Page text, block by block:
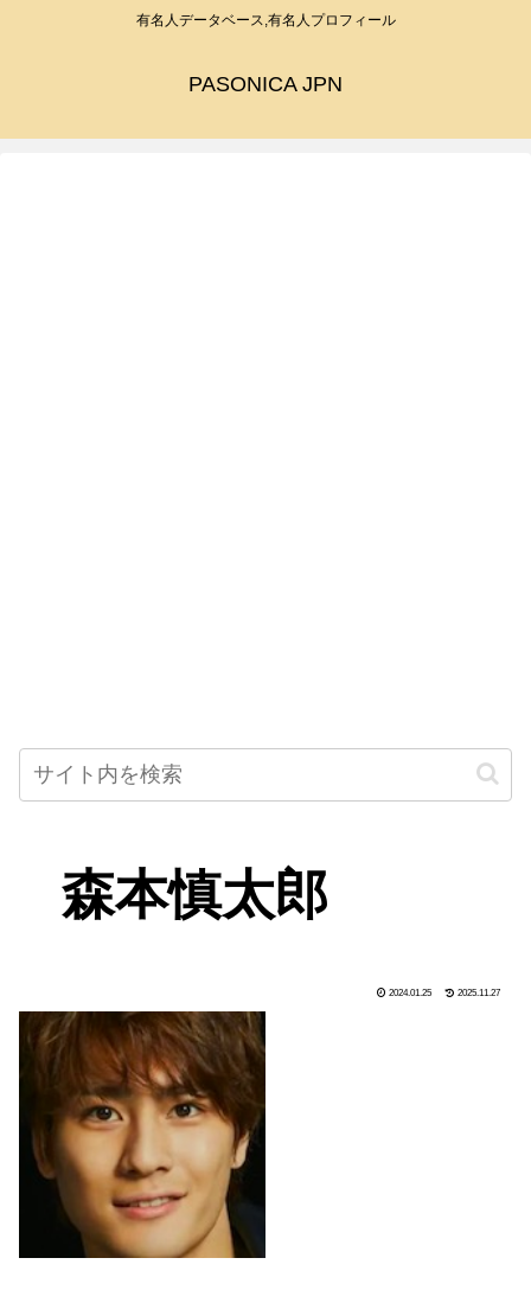
有名人データベース,有名人プロフィール
PASONICA JPN
森本慎太郎
2024.01.25 2025.11.27